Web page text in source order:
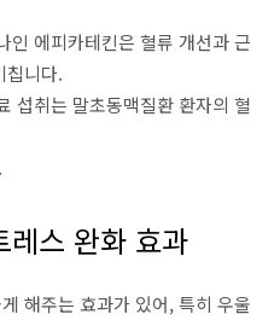
인 에피카테킨은 혈류 개선과 근
칩니다.
섭취는 말초동맥질환 환자의 혈
스 완화 효과
해주는 효과가 있어, 특히 우울